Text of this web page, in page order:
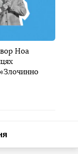
Ноа
«Злочинно